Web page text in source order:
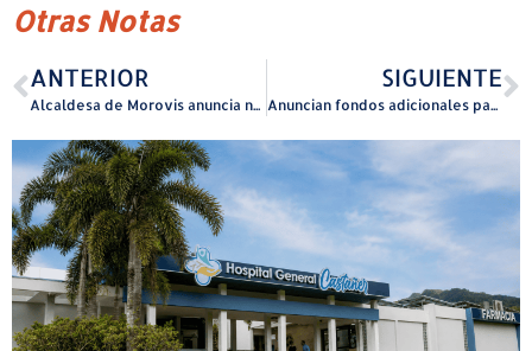
Otras Notas
ANTERIOR
Alcaldesa de Morovis anuncia nueva sede de la Legislatura Municipal
SIGUIENTE
Anuncian fondos adicionales para adultos mayores destinados a compra de alimentos